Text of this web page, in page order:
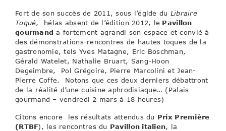
Fort de son succès de 2011, sous l’égide du Libraire
Toqué, hélas absent de l’édition 2012, le Pavillon
gourmand a fortement agrandi son espace et convié à
des démonstrations-rencontres de hautes toques de la
gastronomie, tels Yves Matagne, Eric Boschman,
Gérald Watelet, Nathalie Bruart, Sang-Hoon
Degeimbre, Pol Grégoire, Pierre Marcolini et Jean-
Pierre Coffe. Notons que ces deux derniers débattront
de la réalité d’une cuisine aphrodisiaque… (Palais
gourmand – vendredi 2 mars à 18 heures)
Citons encore les résultats attendus du Prix Première
(RTBF), les rencontres du Pavillon italien, la